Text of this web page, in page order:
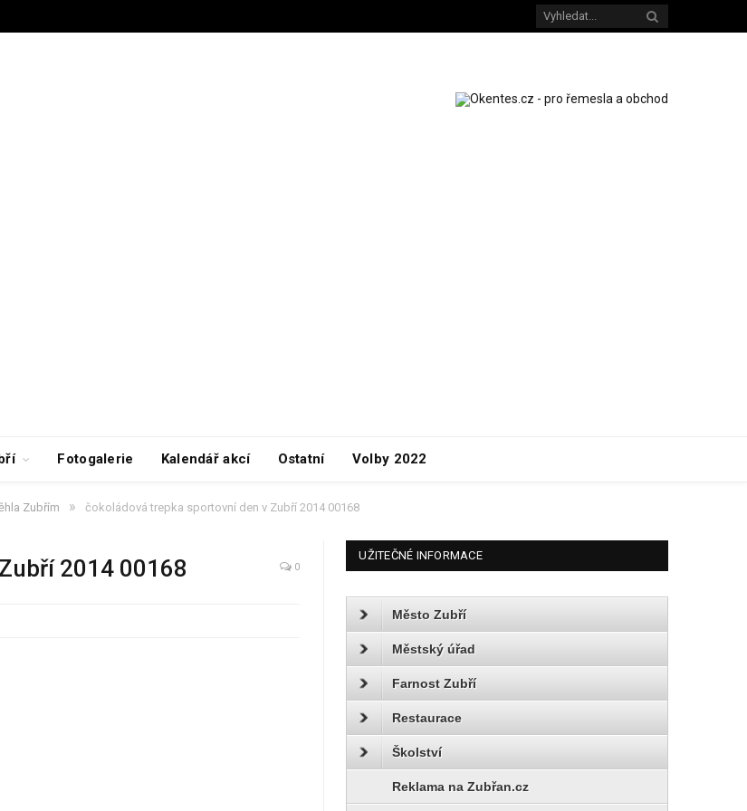
Fotogalerie Kalendář akcí Ostatní Volby 2022
Zubřím » čokoládová trepka sportovní den v Zubří 2014 00168
2014 00168 0
UŽITEČNÉ INFORMACE
Město Zubří
Městský úřad
Farnost Zubří
Restaurace
Školství
Reklama na Zubřan.cz